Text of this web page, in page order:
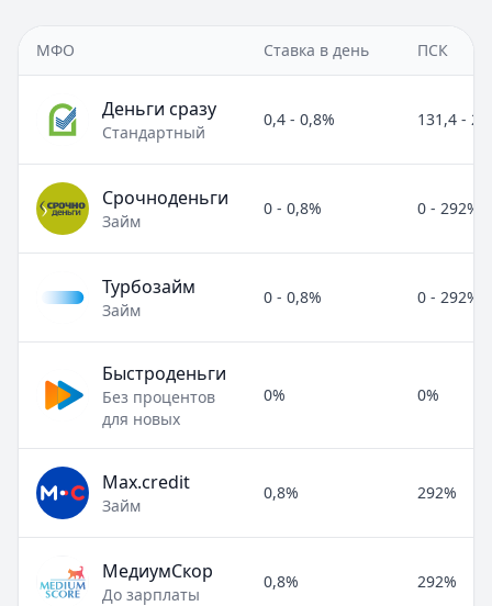
МФО Ставка в день ПСК
Деньги сразу
Стандартный
0,4 - 0,8% 131,4 -
Срочноденьги
Займ
0 - 0,8% 0 - 292%
Турбозайм
Займ
0 - 0,8% 0 - 292%
Быстроденьги
Без процентов
для новых
0% 0%
Max.credit
Займ
0,8% 292%
МедиумСкор
До зарплаты
0,8% 292%